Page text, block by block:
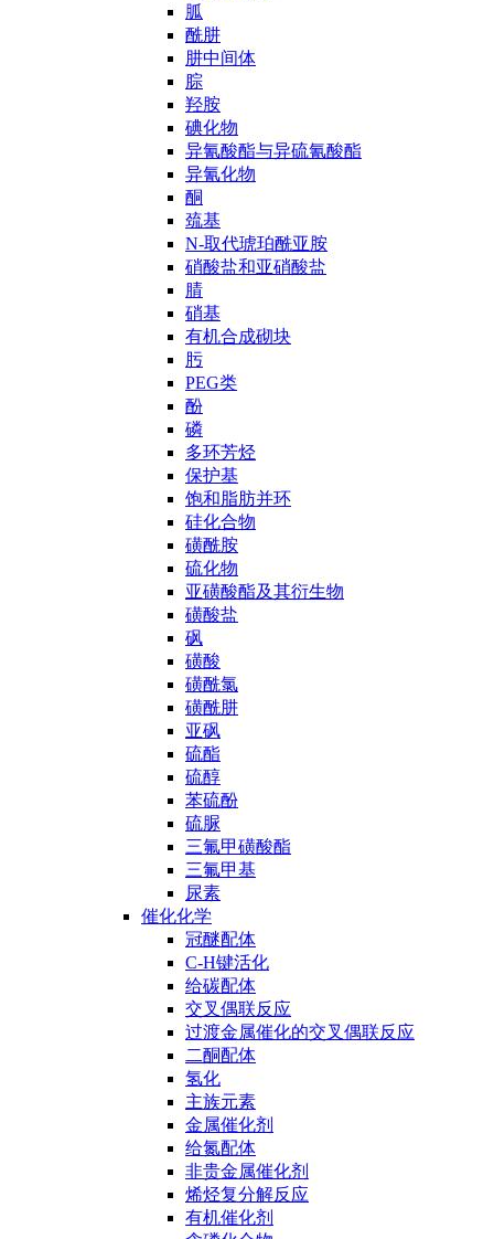
胍
酰肼
肼中间体
腙
羟胺
碘化物
异氰酸酯与异硫氰酸酯
异氰化物
酮
巯基
N-取代琥珀酰亚胺
硝酸盐和亚硝酸盐
腈
硝基
有机合成砌块
肟
PEG类
酚
磷
多环芳烃
保护基
饱和脂肪并环
硅化合物
磺酰胺
硫化物
亚磺酸酯及其衍生物
磺酸盐
砜
磺酸
磺酰氯
磺酰肼
亚砜
硫酯
硫醇
苯硫酚
硫脲
三氟甲磺酸酯
三氟甲基
尿素
催化化学
冠醚配体
C-H键活化
给碳配体
交叉偶联反应
过渡金属催化的交叉偶联反应
二酮配体
氢化
主族元素
金属催化剂
给氮配体
非贵金属催化剂
烯烃复分解反应
有机催化剂